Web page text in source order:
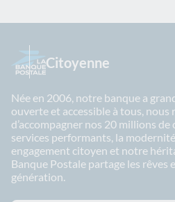
Citoyenne
Née en 2006, notre banque a
ouverte et accessible à tous, nous
d’accompagner nos 20 millions
services performants, la
engagement citoyen et notre
Banque Postale partage les rêves
génération.